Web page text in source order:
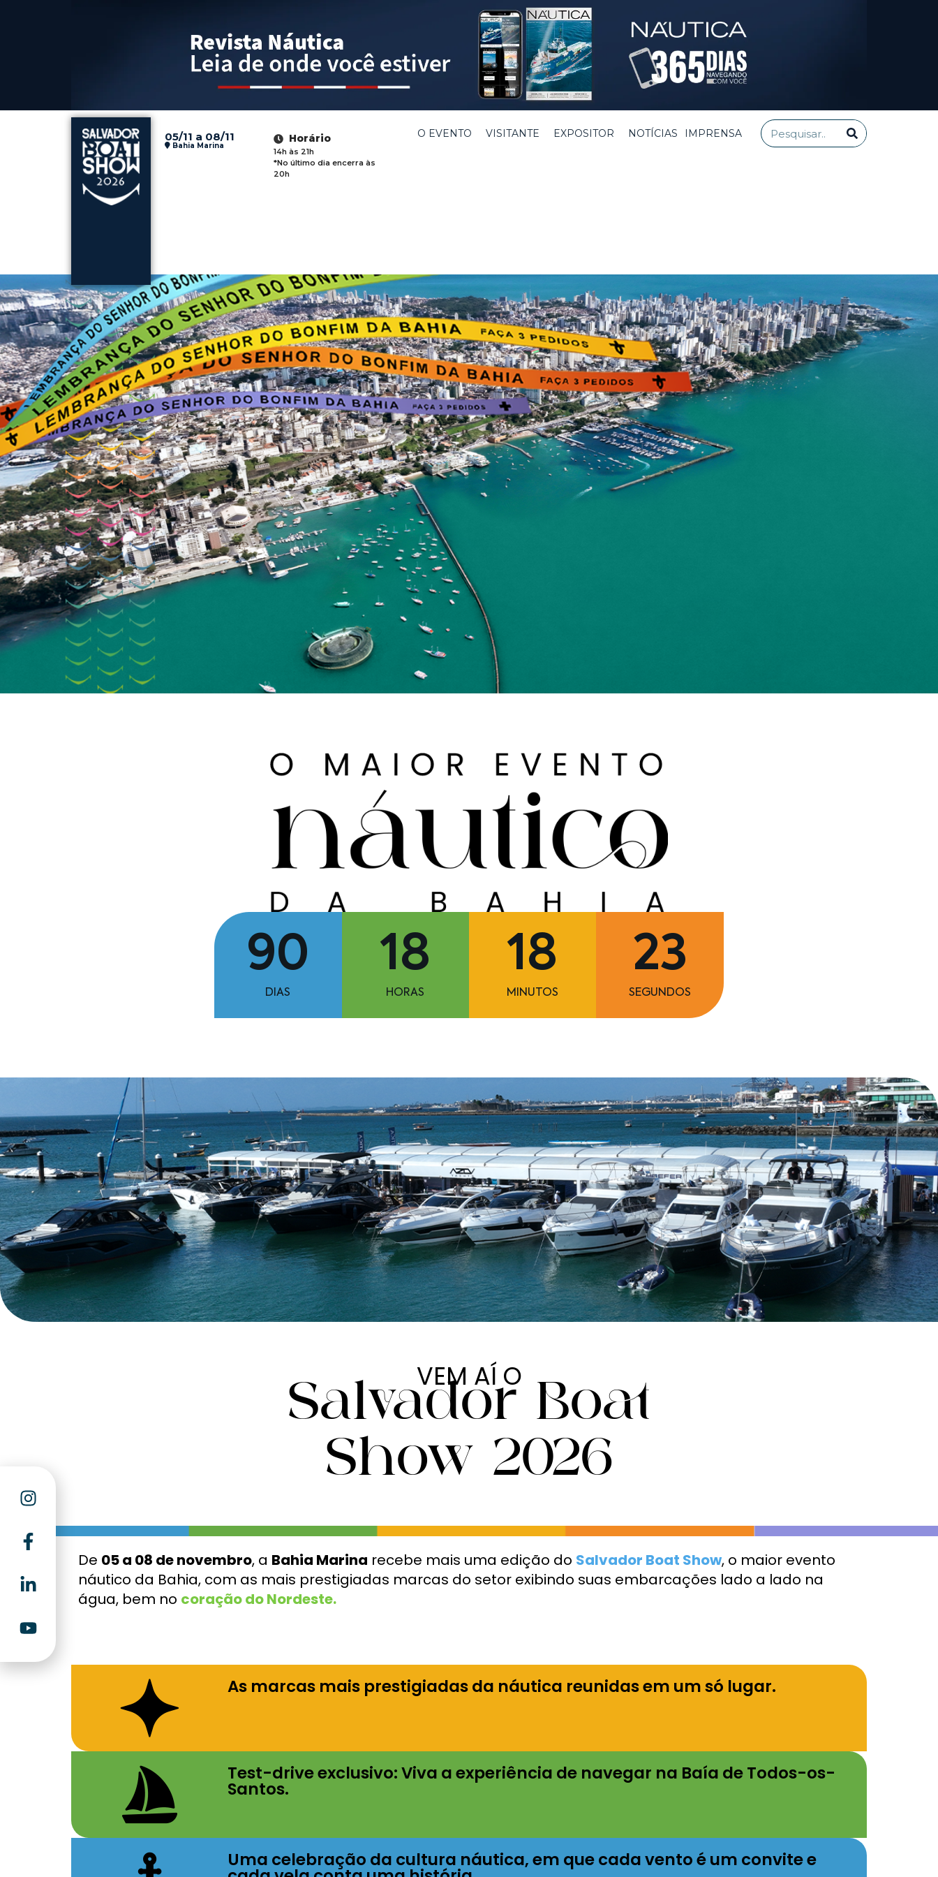
05/11 a 08/11
Bahia Marina
Horário
14h às 21h
*No último dia encerra às
20h
O EVENTO VISITANTE EXPOSITOR NOTÍCIAS IMPRENSA
90
DIAS
18
HORAS
18
MINUTOS
22
SEGUNDOS
VEM AÍ O
Salvador Boat
Show 2026
De 05 a 08 de novembro, a Bahia Marina recebe mais uma edição do Salvador Boat Show, o maior evento
náutico da Bahia, com as mais prestigiadas marcas do setor exibindo suas embarcações lado a lado na
água, bem no coração do Nordeste.
As marcas mais prestigiadas da náutica reunidas em um só lugar.
Test-drive exclusivo: Viva a experiência de navegar na Baía de Todos-os-
Santos.
Uma celebração da cultura náutica, em que cada vento é um convite e